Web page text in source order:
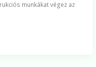
munkákat végez az